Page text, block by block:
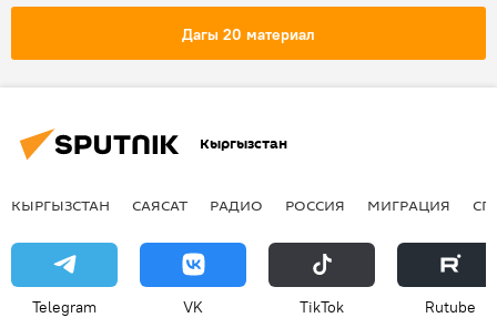
Дагы 20 материал
Кыргызстан
КЫРГЫЗСТАН САЯСАТ РАДИО РОССИЯ МИГРАЦИЯ
Telegram VK ТikТоk Rutube